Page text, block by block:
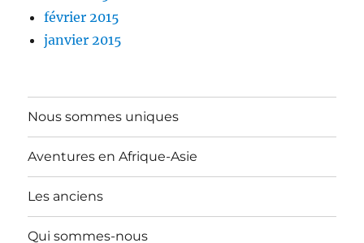
février 2015
janvier 2015
Nous sommes uniques
Aventures en Afrique-Asie
Les anciens
Qui sommes-nous